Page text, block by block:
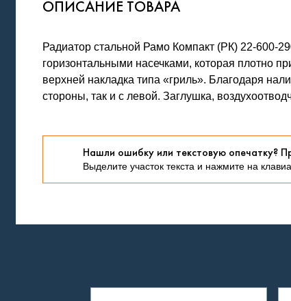
ОПИСАНИЕ ТОВАРА
Радиатор стальной Рамо Компакт (РК) 22-600-
горизонтальными насечками, которая плотно
верхней накладка типа «гриль». Благодаря
стороны, так и с левой. Заглушка,
Нашли ошибку или текстовую опечатку?
Выделите участок текста и нажмите на